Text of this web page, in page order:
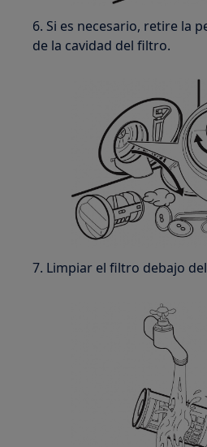
6. Si es necesario, retire la
de la cavidad del filtro.
7. Limpiar el filtro debajo